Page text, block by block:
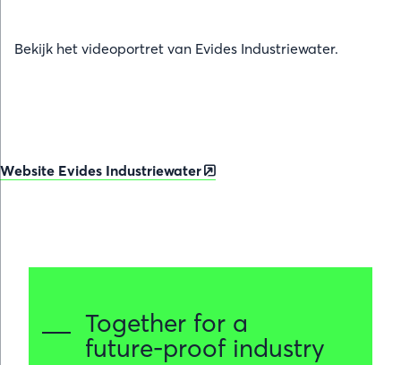
Bekijk het videoportret van Evides Industriewater.
Website Evides Industriewater
Together for a
future-proof industry